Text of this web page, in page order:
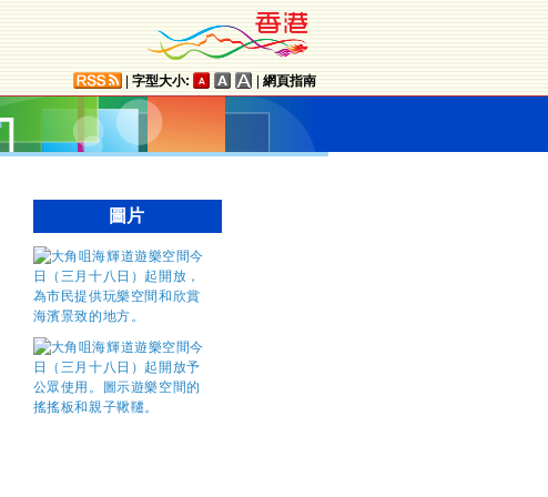
字型大小: 網頁指南
圖片